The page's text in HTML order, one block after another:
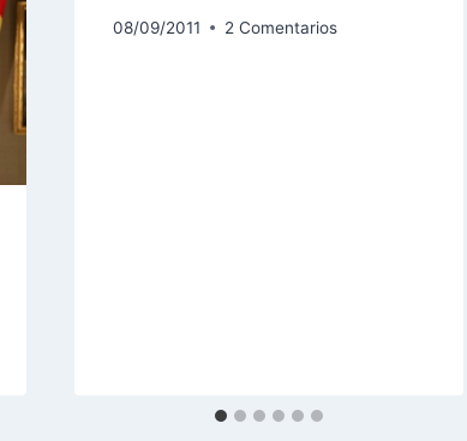
08/09/2011 2 Comentarios